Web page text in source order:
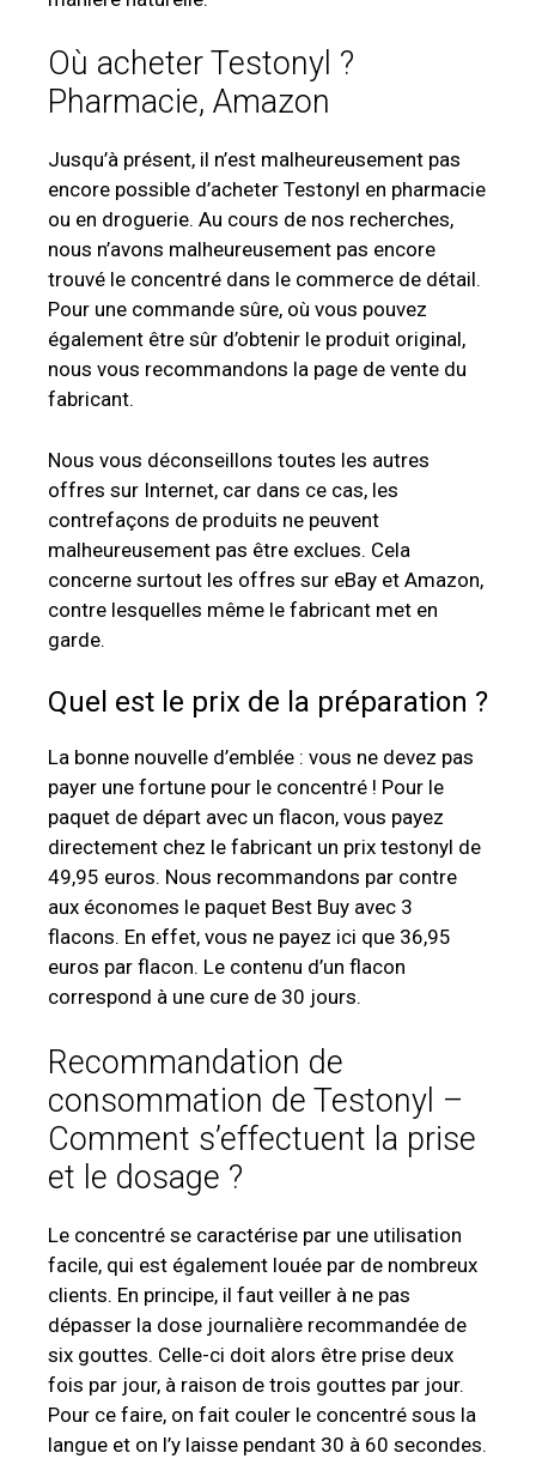
Où acheter Testonyl ?
Pharmacie, Amazon
Jusqu’à présent, il n’est malheureusement pas
encore possible d’acheter Testonyl en pharmacie
ou en droguerie. Au cours de nos recherches,
nous n’avons malheureusement pas encore
trouvé le concentré dans le commerce de détail.
Pour une commande sûre, où vous pouvez
également être sûr d’obtenir le produit original,
nous vous recommandons la page de vente du
fabricant.
Nous vous déconseillons toutes les autres
offres sur Internet, car dans ce cas, les
contrefaçons de produits ne peuvent
malheureusement pas être exclues. Cela
concerne surtout les offres sur eBay et Amazon,
contre lesquelles même le fabricant met en
garde.
Quel est le prix de la préparation ?
La bonne nouvelle d’emblée : vous ne devez pas
payer une fortune pour le concentré ! Pour le
paquet de départ avec un flacon, vous payez
directement chez le fabricant un prix testonyl de
49,95 euros. Nous recommandons par contre
aux économes le paquet Best Buy avec 3
flacons. En effet, vous ne payez ici que 36,95
euros par flacon. Le contenu d’un flacon
correspond à une cure de 30 jours.
Recommandation de
consommation de Testonyl –
Comment s’effectuent la prise
et le dosage ?
Le concentré se caractérise par une utilisation
facile, qui est également louée par de nombreux
clients. En principe, il faut veiller à ne pas
dépasser la dose journalière recommandée de
six gouttes. Celle-ci doit alors être prise deux
fois par jour, à raison de trois gouttes par jour.
Pour ce faire, on fait couler le concentré sous la
langue et on l’y laisse pendant 30 à 60 secondes.